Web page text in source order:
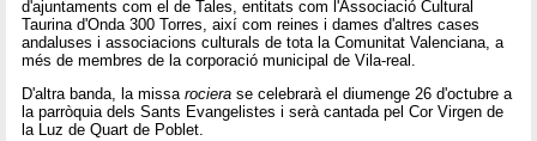
d'ajuntaments com el de Tales, entitats com l'Associació Cultural
Taurina d'Onda 300 Torres, així com reines i dames d'altres cases
andaluses i associacions culturals de tota la Comunitat Valenciana, a
més de membres de la corporació municipal de Vila-real.
D'altra banda, la missarociera se celebrarà el diumenge 26 d'octubre a
la parròquia dels Sants Evangelistes i serà cantada pel Cor Virgen de
la Luz de Quart de Poblet.